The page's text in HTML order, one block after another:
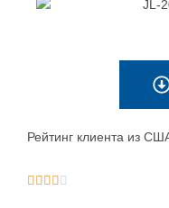
Рейтинг клиента из
